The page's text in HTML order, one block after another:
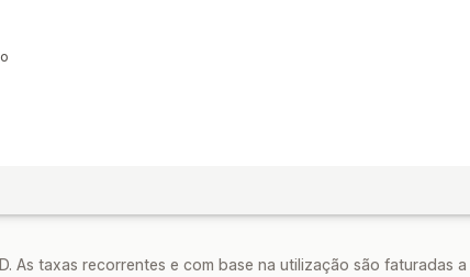
As taxas recorrentes e com base na utilização são faturadas